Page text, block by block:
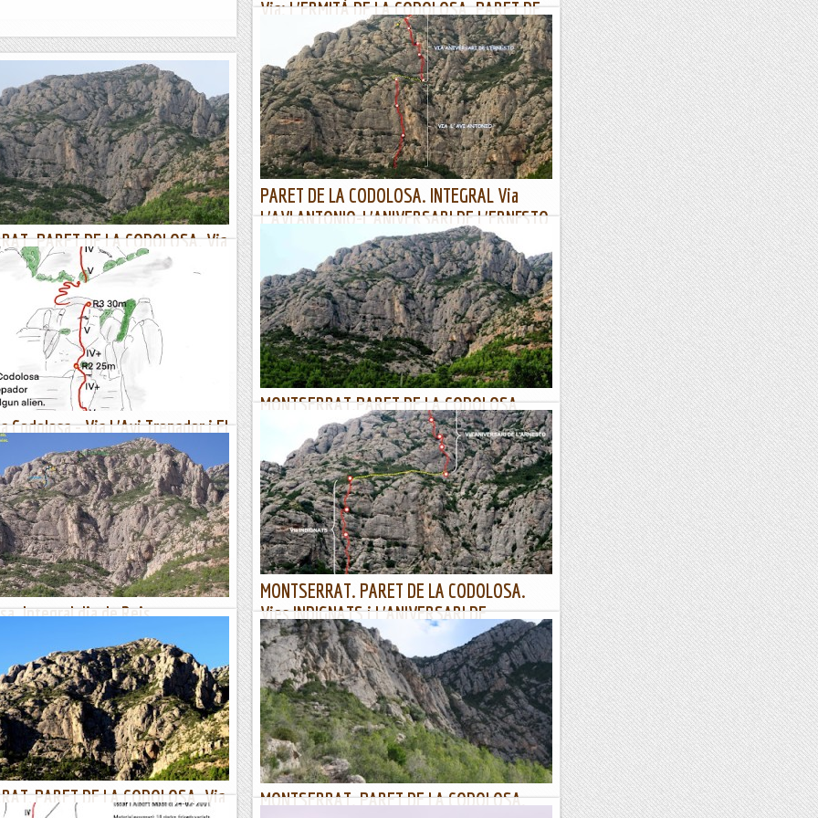
Via: L'ERMITÀ DE LA CODOLOSA. PARET DE
LA CODOLOSA. MONTSERRAT.
26/03/22. Dia rúfol i amb predicció de pluges a partir de les
12, amb el Jose Luis quedem per fer una matinal a la
Codolosa, bon lloc per a dies com avui. Ens trobem al...
Joan asín
PARET DE LA CODOLOSA. INTEGRAL Via
L'AVI ANTONIO-L'ANIVERSARI DE L'ERNESTO
La Codolosa desperta amor i odi, però sempre és un recurs
per "entrenar". A part de les vies de la paret de la Codolosa
poden enllaçar amb sectors superior per fer metres....
Joan asín
PARET DE LA CODOLOSA. Via
-ÀTIC DE LA CODOLOSA.
rúfol, quan arribem a Collbató no tenim
avui, fem un cafè per fer temps i decidir les
Al bar Muntanya trobem molts...
MONTSERRAT.PARET DE LA CODOLOSA.
Vies JOSEP MONISTROL-PUNT VERD.
3/06/19. La darrera escalada va ser el 11 de març, el 13 ens
confinàvem, i avui és el dia del retorn, però amb franja
horària restringida a l’àrea sanitària. No...
Joan asín
Codolosa - Via L'Avi Trepador i El
la Codolosa - 24/11/2019
anunciaven fort vent, així que ens
a la Codolosa. Al final va fer vent, però no
anunciar. La seva orientació sempre...
MONTSERRAT. PARET DE LA CODOLOSA.
Vies INDIGNATS i L'ANIVERSARI DE
L'ERNESTO.
DADES Via INDIGNATSPrimera ascensió: 2011.Per: Antonio
Gómez, Joan Asín, darrer llarg amb la col·laboració de Jaume
Galban, Joan Baraldes.Equipament: totalment...
Joan asín
Integral dia de Reis
amb en Joanet fem una matinal ràpida a la
per una via equipada amb parabolts
el nom, continuem per la placa que
PARET DE LA CODOLOSA. Via
MONTSERRAT. PARET DE LA CODOLOSA.